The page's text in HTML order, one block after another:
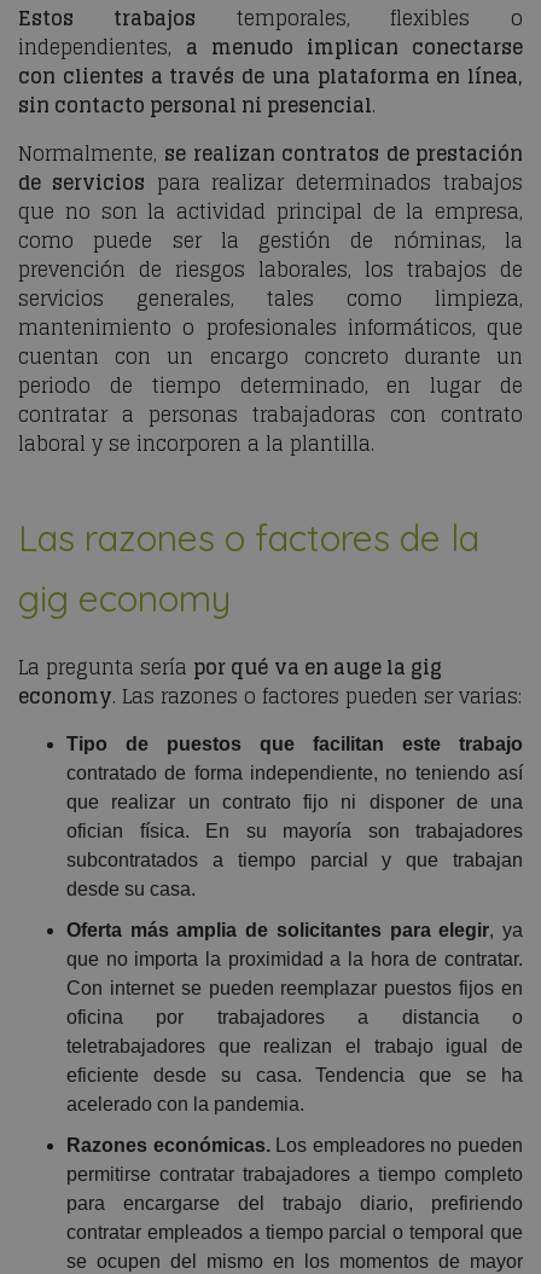
Estos trabajos temporales, flexibles o
independientes, a menudo implican conectarse
con clientes a través de una plataforma en línea,
sin contacto personal ni presencial.
Normalmente, se realizan contratos de prestación
de servicios para realizar determinados trabajos
que no son la actividad principal de la empresa,
como puede ser la gestión de nóminas, la
prevención de riesgos laborales, los trabajos de
servicios generales, tales como limpieza,
mantenimiento o profesionales informáticos, que
cuentan con un encargo concreto durante un
periodo de tiempo determinado, en lugar de
contratar a personas trabajadoras con contrato
laboral y se incorporen a la plantilla.
Las razones o factores de la
gig economy
La pregunta sería por qué va en auge la gig
economy. Las razones o factores pueden ser varias:
Tipo de puestos que facilitan este trabajo
contratado de forma independiente, no teniendo así
que realizar un contrato fijo ni disponer de una
ofician física. En su mayoría son trabajadores
subcontratados a tiempo parcial y que trabajan
desde su casa.
Oferta más amplia de solicitantes para elegir, ya
que no importa la proximidad a la hora de contratar.
Con internet se pueden reemplazar puestos fijos en
oficina por trabajadores a distancia o
teletrabajadores que realizan el trabajo igual de
eficiente desde su casa. Tendencia que se ha
acelerado con la pandemia.
Razones económicas.Los empleadores no pueden
permitirse contratar trabajadores a tiempo completo
para encargarse del trabajo diario, prefiriendo
contratar empleados a tiempo parcial o temporal que
se ocupen del mismo en los momentos de mayor